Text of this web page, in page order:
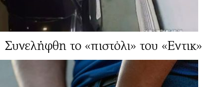
Συνελήφθη το «πιστόλι» του «Εντικ»